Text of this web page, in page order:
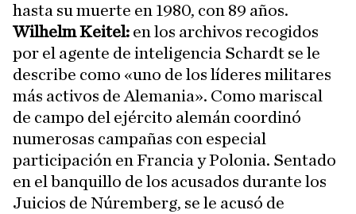
hasta su muerte en 1980, con 89 años.
Wilhelm Keitel: en los archivos recogidos
por el agente de inteligencia Schardt se le
describe como «uno de los líderes militares
más activos de Alemania». Como mariscal
de campo del ejército alemán coordinó
numerosas campañas con especial
participación en Francia y Polonia. Sentado
en el banquillo de los acusados durante los
Juicios de Núremberg, se le acusó de